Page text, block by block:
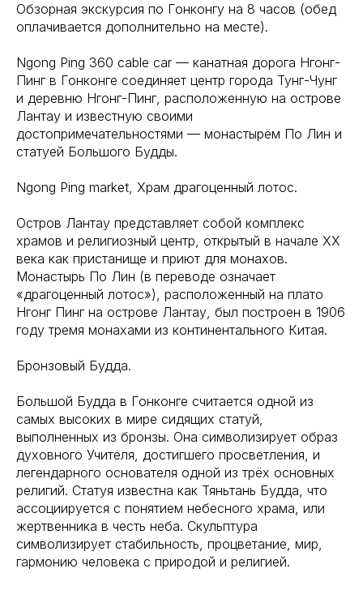
Обзорная экскурсия по Гонконгу на 8 часов (обед
оплачивается дополнительно на месте).
Ngong Ping 360 cable car — канатная дорога Нгонг-
Пинг в Гонконге соединяет центр города Тунг-Чунг
и деревню Нгонг-Пинг, расположенную на острове
Лантау и известную своими
достопримечательностями — монастырём По Лин и
статуей Большого Будды.
Ngong Ping market, Храм драгоценный лотос.
Остров Лантау представляет собой комплекс
храмов и религиозный центр, открытый в начале XX
века как пристанище и приют для монахов.
Монастырь По Лин (в переводе означает
«драгоценный лотос»), расположенный на плато
Нгонг Пинг на острове Лантау, был построен в 1906
году тремя монахами из континентального Китая.
Бронзовый Будда.
Большой Будда в Гонконге считается одной из
самых высоких в мире сидящих статуй,
выполненных из бронзы. Она символизирует образ
духовного Учителя, достигшего просветления, и
легендарного основателя одной из трёх основных
религий. Статуя известна как Тяньтань Будда, что
ассоциируется с понятием небесного храма, или
жертвенника в честь неба. Скульптура
символизирует стабильность, процветание, мир,
гармонию человека с природой и религией.